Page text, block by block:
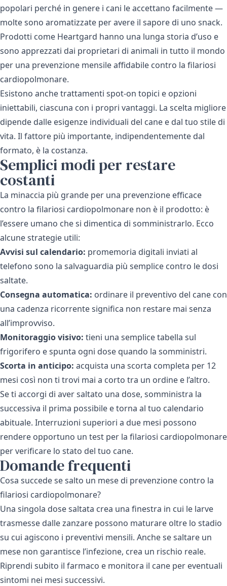
popolari perché in genere i cani le accettano facilmente —
molte sono aromatizzate per avere il sapore di uno snack.
Prodotti come Heartgard hanno una lunga storia d’uso e
sono apprezzati dai proprietari di animali in tutto il mondo
per una prevenzione mensile affidabile contro la filariosi
cardiopolmonare.
Esistono anche trattamenti spot-on topici e opzioni
iniettabili, ciascuna con i propri vantaggi. La scelta migliore
dipende dalle esigenze individuali del cane e dal tuo stile di
vita. Il fattore più importante, indipendentemente dal
formato, è la costanza.
Semplici modi per restare
costanti
La minaccia più grande per una prevenzione efficace
contro la filariosi cardiopolmonare non è il prodotto: è
l’essere umano che si dimentica di somministrarlo. Ecco
alcune strategie utili:
Avvisi sul calendario: promemoria digitali inviati al
telefono sono la salvaguardia più semplice contro le dosi
saltate.
Consegna automatica: ordinare il preventivo del cane con
una cadenza ricorrente significa non restare mai senza
all’improvviso.
Monitoraggio visivo: tieni una semplice tabella sul
frigorifero e spunta ogni dose quando la somministri.
Scorta in anticipo: acquista una scorta completa per 12
mesi così non ti trovi mai a corto tra un ordine e l’altro.
Se ti accorgi di aver saltato una dose, somministra la
successiva il prima possibile e torna al tuo calendario
abituale. Interruzioni superiori a due mesi possono
rendere opportuno un test per la filariosi cardiopolmonare
per verificare lo stato del tuo cane.
Domande frequenti
Cosa succede se salto un mese di prevenzione contro la
filariosi cardiopolmonare?
Una singola dose saltata crea una finestra in cui le larve
trasmesse dalle zanzare possono maturare oltre lo stadio
su cui agiscono i preventivi mensili. Anche se saltare un
mese non garantisce l’infezione, crea un rischio reale.
Riprendi subito il farmaco e monitora il cane per eventuali
sintomi nei mesi successivi.